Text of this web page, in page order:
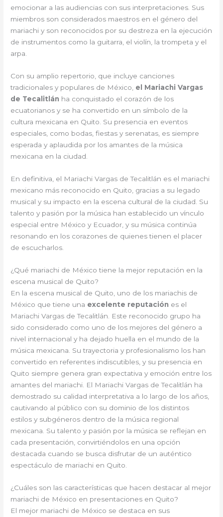
emocionar a las audiencias con sus interpretaciones. Sus
miembros son considerados maestros en el género del
mariachi y son reconocidos por su destreza en la ejecución
de instrumentos como la guitarra, el violín, la trompeta y el
arpa.
Con su amplio repertorio, que incluye canciones
tradicionales y populares de México, el Mariachi Vargas
de Tecalitlán ha conquistado el corazón de los
ecuatorianos y se ha convertido en un símbolo de la
cultura mexicana en Quito. Su presencia en eventos
especiales, como bodas, fiestas y serenatas, es siempre
esperada y aplaudida por los amantes de la música
mexicana en la ciudad.
En definitiva, el Mariachi Vargas de Tecalitlán es el mariachi
mexicano más reconocido en Quito, gracias a su legado
musical y su impacto en la escena cultural de la ciudad. Su
talento y pasión por la música han establecido un vínculo
especial entre México y Ecuador, y su música continúa
resonando en los corazones de quienes tienen el placer
de escucharlos.
¿Qué mariachi de México tiene la mejor reputación en la
escena musical de Quito?
En la escena musical de Quito, uno de los mariachis de
México que tiene una excelente reputación es el
Mariachi Vargas de Tecalitlán. Este reconocido grupo ha
sido considerado como uno de los mejores del género a
nivel internacional y ha dejado huella en el mundo de la
música mexicana. Su trayectoria y profesionalismo los han
convertido en referentes indiscutibles, y su presencia en
Quito siempre genera gran expectativa y emoción entre los
amantes del mariachi. El Mariachi Vargas de Tecalitlán ha
demostrado su calidad interpretativa a lo largo de los años,
cautivando al público con su dominio de los distintos
estilos y subgéneros dentro de la música regional
mexicana. Su talento y pasión por la música se reflejan en
cada presentación, convirtiéndolos en una opción
destacada cuando se busca disfrutar de un auténtico
espectáculo de mariachi en Quito.
¿Cuáles son las características que hacen destacar al mejor
mariachi de México en presentaciones en Quito?
El mejor mariachi de México se destaca en sus